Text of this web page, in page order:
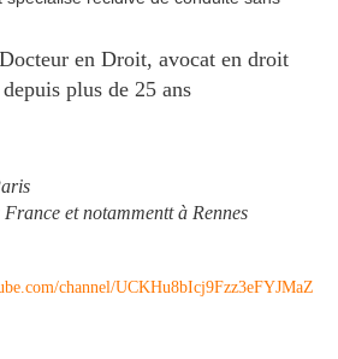
en Droit, avocat en droit
plus de 25 ans
et notammentt à Rennes
channel/UCKHu8bIcj9Fzz3eFYJMaZ